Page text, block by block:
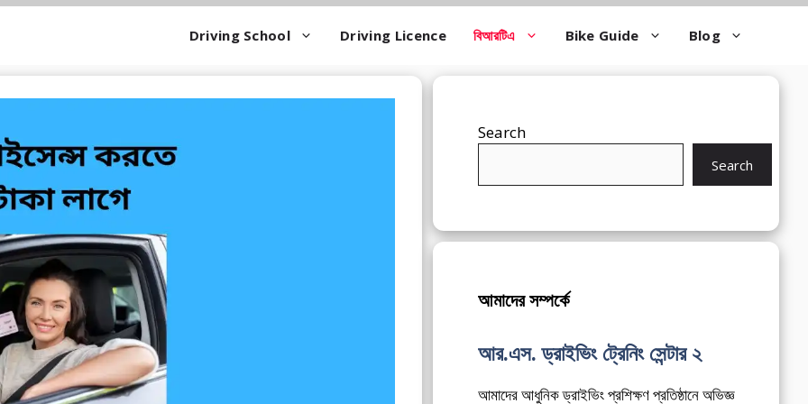
Driving School Driving Licence বিআরটিএ Bike Guide Blog
Search
Search
আমাদের সম্পর্কে
আর.এস. ড্রাইভিং ট্রেনিং সেন্টার ২
আমাদের আধুনিক ড্রাইভিং প্রশিক্ষণ প্রতিষ্ঠানে অভিজ্ঞ